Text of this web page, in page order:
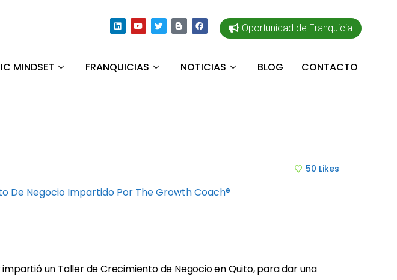
Oportunidad de Franquicia
MINDSET FRANQUICIAS NOTICIAS BLOG CONTACTO
50 Likes
De Negocio Impartido Por The Growth Coach®
un Taller de Crecimiento de Negocio en Quito, para dar una